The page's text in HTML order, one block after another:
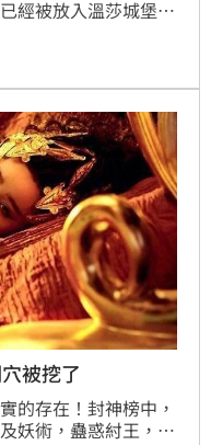
經被放入溫莎城堡聖
被挖了
的存在！封神榜中，
妖術，蠱惑紂王，讓